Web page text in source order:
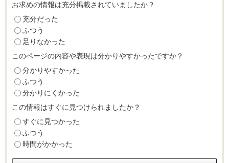
お求めの情報は充分掲載されていましたか？
充分だった
ふつう
足りなかった
このページの内容や表現は分かりやすかったですか？
分かりやすかった
ふつう
分かりにくかった
この情報はすぐに見つけられましたか？
すぐに見つかった
ふつう
時間がかかった